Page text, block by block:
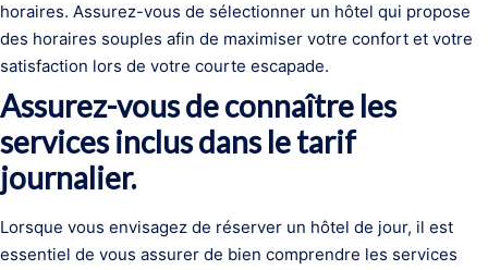
horaires. Assurez-vous de sélectionner un hôtel qui propose
des horaires souples afin de maximiser votre confort et votre
satisfaction lors de votre courte escapade.
Assurez-vous de connaître les
services inclus dans le tarif
journalier.
Lorsque vous envisagez de réserver un hôtel de jour, il est
essentiel de vous assurer de bien comprendre les services